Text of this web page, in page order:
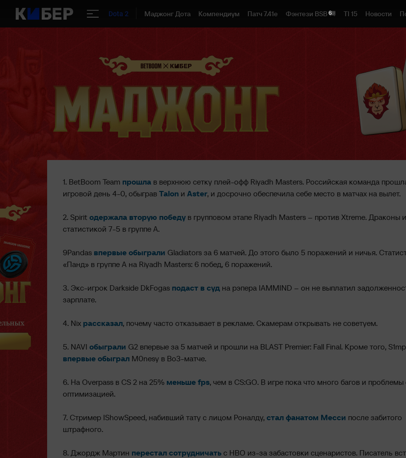
Dota 2 Маджонг Дота Компендиум Патч 7.41e Фэнтези BSB 🚚 TI 15 Новости
1. BetBoom Team прошла в верхнюю сетку плей-офф Riyadh Masters. Российская команда
игровой день 4-0, обыграв Talon и Aster, и досрочно обеспечила себе место в матчах на вылет.
2. Spirit одержала вторую победув групповом этапе Riyadh Masters – против Xtreme. Драконы
статистикой 7-5 в группе А.
9Pandas впервые обыграли Gladiators за 6 матчей. До этого было 5 поражений и ничья.
«Панд» в группе А на Riyadh Masters: 6 побед, 6 поражений.
3. Экс-игрок Darkside DkFogas подаст в суд на рэпера IAMMIND – он не выплатил
зарплате.
4. Nix рассказал, почему часто отказывает в рекламе. Скамерам открывать не советуем.
5. NAVI обыграли G2 впервые за 5 матчей и прошли на BLAST Premier: Fall Final. Кроме того,
впервые обыграл M0nesy в Bo3-матче.
6. На Overpass в CS 2 на 25% меньше fps, чем в CS:GO. В игре пока что много багов и проблемы
оптимизацией.
7. Стример IShowSpeed, набивший тату с лицом Роналду, стал фанатом Месси после забитого
штрафного.
8. Джордж Мартин перестал сотрудничать с HBO из-за забастовки сценаристов. Писатель
4